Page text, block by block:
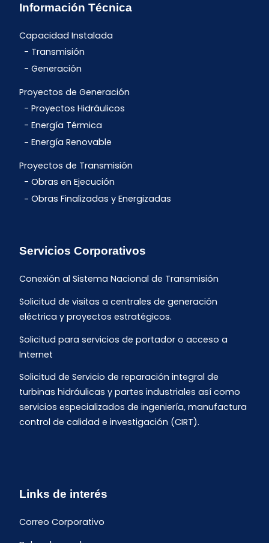
Información Técnica
Capacidad Instalada
Transmisión
Generación
Proyectos de Generación
Proyectos Hidráulicos
Energía Térmica
Energía Renovable
Proyectos de Transmisión
Obras en Ejecución
Obras Finalizadas y Energizadas
Servicios Corporativos
Conexión al Sistema Nacional de Transmisión
Solicitud de visitas a centrales de generación
eléctrica y proyectos estratégicos.
Solicitud para servicios de portador o acceso a
Internet
Solicitud de Servicio de reparación integral de
turbinas hidráulicas y partes industriales así como
servicios especializados de ingeniería, manufactura
control de calidad e investigación (CIRT).
Links de interés
Correo Corporativo